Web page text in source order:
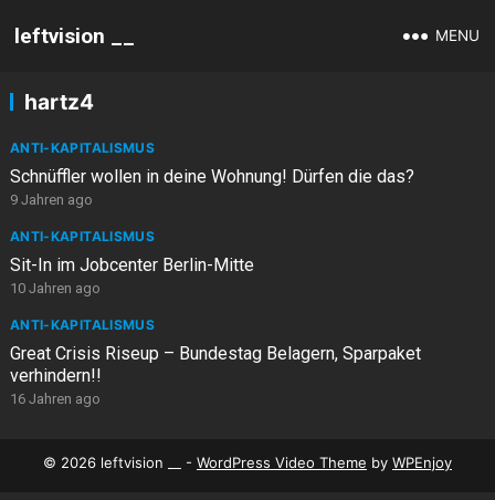
leftvision __ MENU
hartz4
ANTI-KAPITALISMUS
Schnüffler wollen in deine Wohnung! Dürfen die das?
9 Jahren ago
ANTI-KAPITALISMUS
Sit-In im Jobcenter Berlin-Mitte
10 Jahren ago
ANTI-KAPITALISMUS
Great Crisis Riseup – Bundestag Belagern, Sparpaket
verhindern!!
16 Jahren ago
© 2026 leftvision __ - WordPress Video Theme by WPEnjoy